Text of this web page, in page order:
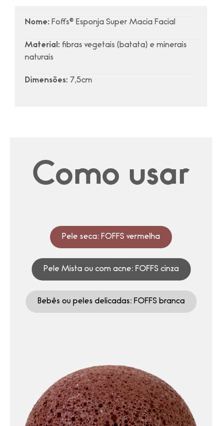
Nome: Foffs® Esponja Super Macia Facial
Material: fibras vegetais (batata) e minerais
naturais
Dimensões: 7,5cm
Como usar
Pele seca: FOFFS vermelha
Pele Mista ou com acne: FOFFS cinza
Bebês ou peles delicadas: FOFFS branca